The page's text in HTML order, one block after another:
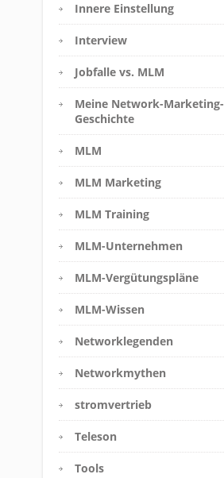
Innere Einstellung
Interview
Jobfalle vs. MLM
Meine Network-Marketing-
Geschichte
MLM
MLM Marketing
MLM Training
MLM-Unternehmen
MLM-Vergütungspläne
MLM-Wissen
Networklegenden
Networkmythen
stromvertrieb
Teleson
Tools